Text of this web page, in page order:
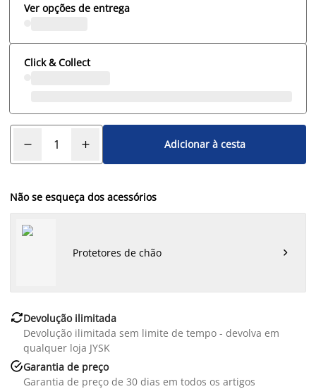
Ver opções de entrega
Click & Collect
Adicionar à cesta
Não se esqueça dos acessórios
Protetores de chão 
Devolução ilimitada
Devolução ilimitada sem limite de tempo - devolva em
qualquer loja JYSK
Garantia de preço
Garantia de preço de 30 dias em todos os artigos